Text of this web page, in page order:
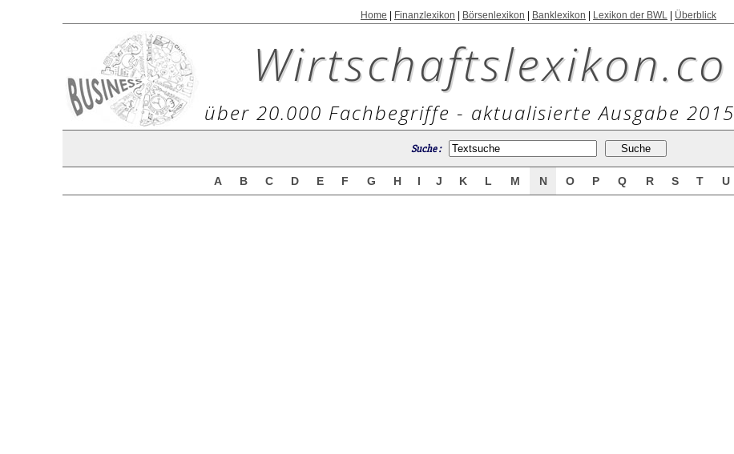
Home Finanzlexikon Börsenlexikon Banklexikon Lexikon der BWL Überblick
Wirtschaftslexikon.co
über 20.000 Fachbegriffe - aktualisierte Ausgabe 2015
Suche :
A B C D E F G H I J K L M N O P Q R S T U